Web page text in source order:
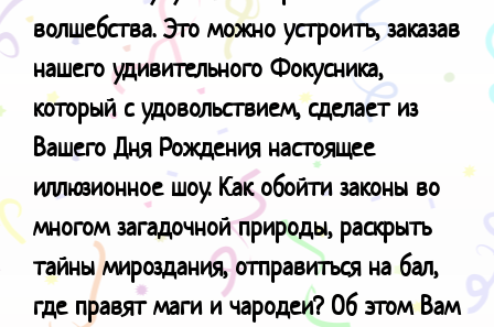
волшебства. Это можно устроить, заказав
нашего удивительного Фокусника,
который с удовольствием, сделает из
Вашего Дня Рождения настоящее
иллюзионное шоу. Как обойти законы во
многом загадочной природы, раскрыть
тайны мироздания, отправиться на бал,
где правят маги и чародеи? Об этом Вам